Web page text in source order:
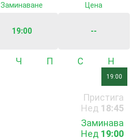
Заминаване
19:00
Цена
--
Четвъртък Събота
19:00
Пристига
Нед 18:45
Заминава
Нед 19:00